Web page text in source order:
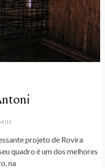
projeto de Rovira
quadro é um dos melhores
na